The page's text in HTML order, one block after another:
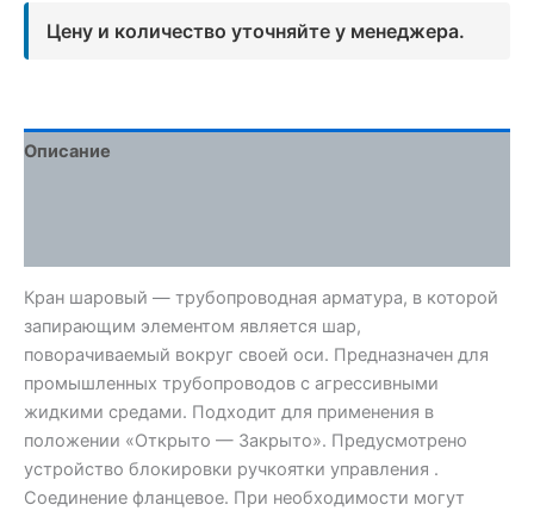
Цену и количество уточняйте у менеджера.
Описание
Кран шаровый — трубопроводная арматура, в которой
запирающим элементом является шар,
поворачиваемый вокруг своей оси. Предназначен для
промышленных трубопроводов с агрессивными
жидкими средами. Подходит для применения в
положении «Открыто — Закрыто». Предусмотрено
устройство блокировки ручкоятки управления .
Соединение фланцевое. При необходимости могут